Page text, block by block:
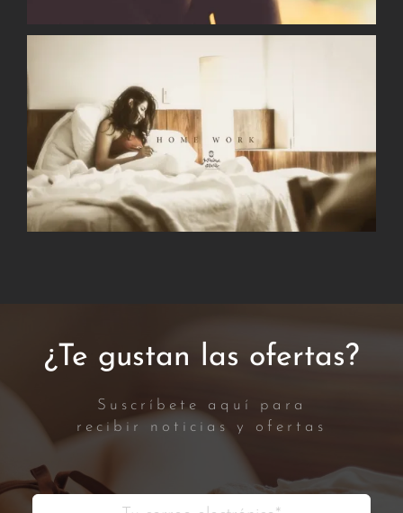
¿Te gustan las ofertas?
Suscríbete aquí para
recibir noticias y ofertas